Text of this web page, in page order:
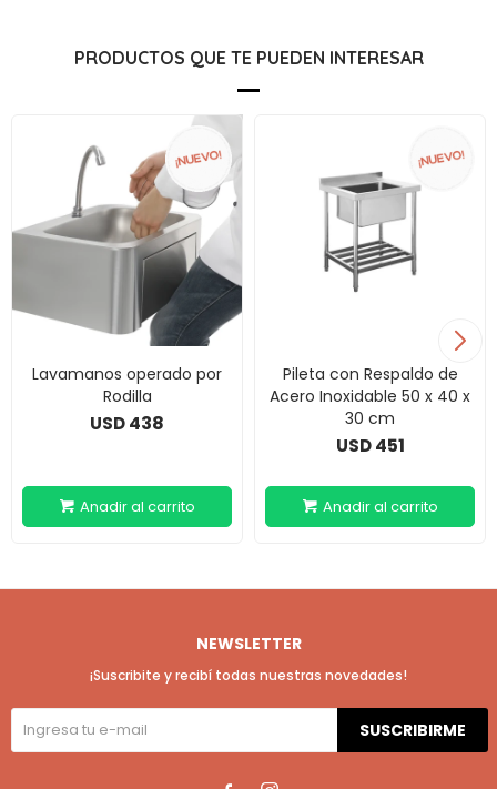
PRODUCTOS QUE TE PUEDEN INTERESAR
Lavamanos operado por
Rodilla
USD438
Pileta con Respaldo de
Acero Inoxidable 50 x 40 x
30 cm
USD 451
NEWSLETTER
¡Suscribite y recibí todas nuestras novedades!
SUSCRIBIRME